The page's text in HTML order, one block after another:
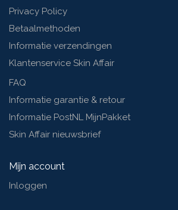
Privacy Policy
Betaalmethoden
Informatie verzendingen
Klantenservice Skin Affair
FAQ
Informatie garantie & retour
Informatie PostNL MijnPakket
Skin Affair nieuwsbrief
Mijn account
Inloggen